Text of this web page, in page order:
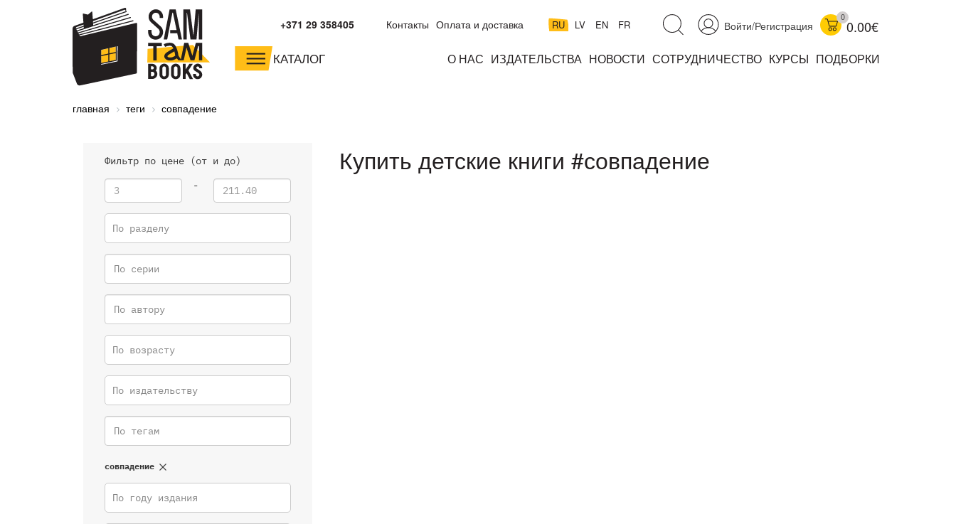
Войти/Регистрация
0
0.00€
RU LV EN FR
Контакты Оплата и доставка
+371 29 358405
КАТАЛОГ О НАС ИЗДАТЕЛЬСТВА НОВОСТИ СОТРУДНИЧЕСТВО КУРСЫ ПОДБОРКИ
малышам и
дошкольникам
младшим школьникам
главная теги совпадение
Фильтр по цене (от и до)
-
По разделу
По возрасту
По издательству
совпадение
По году издания
Купить детские книги #совпадение